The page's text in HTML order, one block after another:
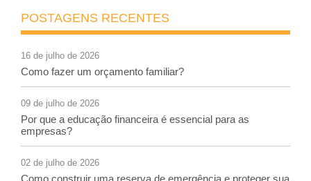
POSTAGENS RECENTES
16 de julho de 2026
Como fazer um orçamento familiar?
09 de julho de 2026
Por que a educação financeira é essencial para as
empresas?
02 de julho de 2026
Como construir uma reserva de emergência e proteger sua